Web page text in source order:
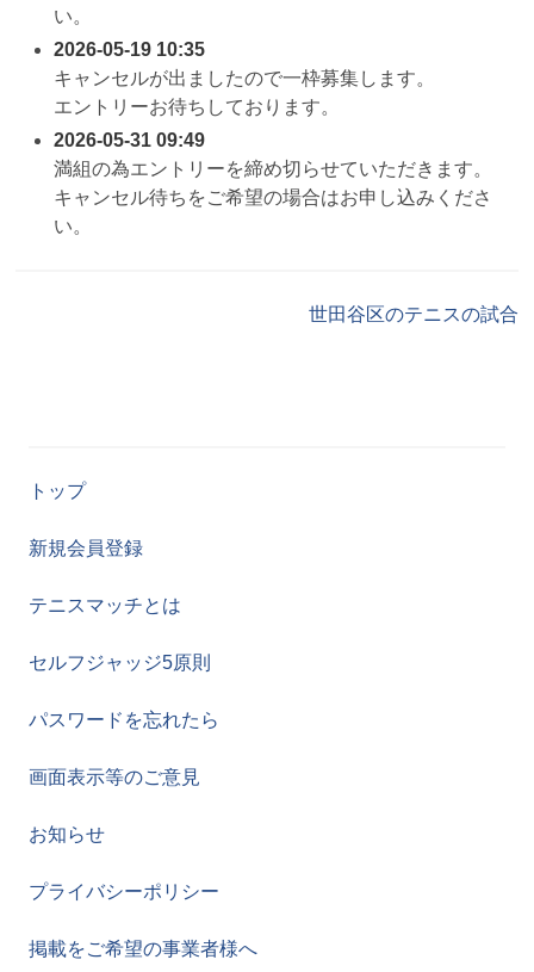
い。
2026-05-19 10:35
キャンセルが出ましたので一枠募集します。
エントリーお待ちしております。
2026-05-31 09:49
満組の為エントリーを締め切らせていただきます。
キャンセル待ちをご希望の場合はお申し込みくださ
い。
世田谷区のテニスの試合
トップ
新規会員登録
テニスマッチとは
セルフジャッジ5原則
パスワードを忘れたら
画面表示等のご意見
お知らせ
プライバシーポリシー
掲載をご希望の事業者様へ